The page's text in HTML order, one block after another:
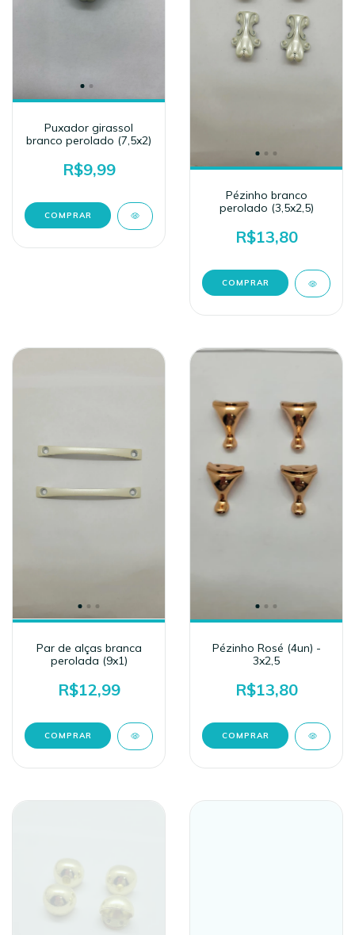
Puxador girassol
branco perolado (7,5x2)
R$9,99
Pézinho branco
perolado (3,5x2,5)
R$13,80
Par de alças branca
perolada (9x1)
R$12,99
Pézinho Rosé (4un) -
3x2,5
R$13,80